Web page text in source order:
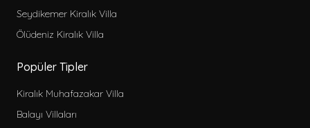
Seydikemer Kiralık Villa
Ölüdeniz Kiralık Villa
Popüler Tipler
Kiralık Muhafazakar Villa
Balayı Villaları